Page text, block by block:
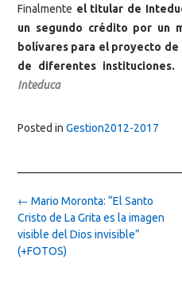
Finalmente el titular de
un segundo crédito por un
bolívares para el proyecto
de diferentes instituciones.
Inteduca
Posted in Gestion2012-2017
Post
navigation
← Mario Moronta: “El Santo
Cristo de La Grita es la imagen
visible del Dios invisible”
(+FOTOS)